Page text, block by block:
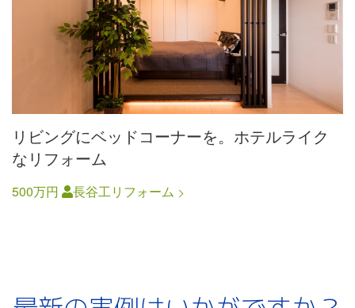
リビングにベッドコーナーを。ホテルライク
なリフォーム
500万円 長谷工リフォーム